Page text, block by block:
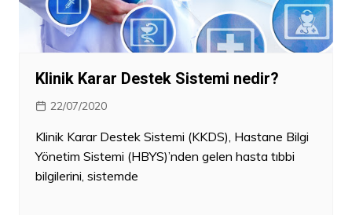
Klinik Karar Destek Sistemi nedir?
22/07/2020
Klinik Karar Destek Sistemi (KKDS), Hastane Bilgi
Yönetim Sistemi (HBYS)’nden gelen hasta tıbbi
bilgilerini, sistemde